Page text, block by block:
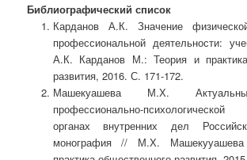
Библиографический список
Карданов А.К. Значение
профессиональной деятельности:
А.К. Карданов М.: Теория и
развития, 2016. С. 171-172.
Машекуашева М.Х.
профессионально-
органах внутренних дел
монография // М.Х.